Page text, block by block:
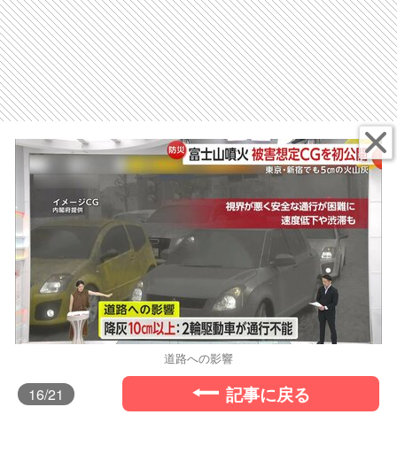
道路への影響
16/21 記事に戻る